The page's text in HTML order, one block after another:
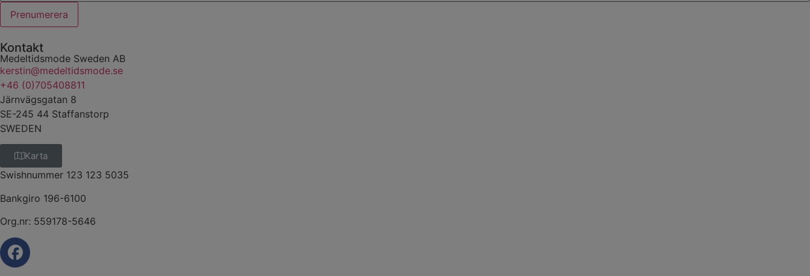
Kontakt
Medeltidsmode Sweden AB
kerstin@medeltidsmode.se
+46 (0)705408811
Järnvägsgatan 8
SE-245 44 Staffanstorp
SWEDEN
Karta
Swishnummer 123 123 5035
Bankgiro 196-6100
Org.nr: 559178-5646